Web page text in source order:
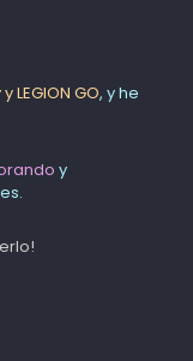
LEGION GO, y he
y